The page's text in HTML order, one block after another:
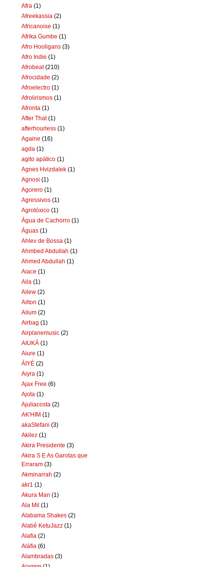
Afra (1)
Afreekassia (2)
Africanoise (1)
Afrika Gumbe (1)
Afro Hooligans (3)
Afro Indie (1)
Afrobeat (210)
Afrocidade (2)
Afroelectro (1)
Afrolirismos (1)
Afronta (1)
After That (1)
afterhourless (1)
Againe (16)
agda (1)
agito apático (1)
Agnes Hvizdalek (1)
Agnosi (1)
Agorero (1)
Agressivos (1)
Agrotóxico (1)
Água de Cachorro (1)
Águas (1)
Ahlev de Bossa (1)
Ahmbed Abdullah (1)
Ahmed Abdullah (1)
Aiace (1)
Aila (1)
Ailew (2)
Ailton (1)
Ailum (2)
Airbag (1)
Airplanemusic (2)
AIUKÁ (1)
Aiure (1)
ÀIYÉ (2)
Aiyra (1)
Ajax Free (6)
Ajota (1)
Ajuliacosta (2)
AK'HIM (1)
akaStefani (3)
Akilez (1)
Akira Presidente (3)
Akira S E As Garotas que
Erraram (3)
Akminarrah (2)
akr1 (1)
Akura Man (1)
Ala Mil (1)
Alabama Shakes (2)
Alabê KetuJazz (1)
Alafia (2)
Aláfia (6)
Alambradas (3)